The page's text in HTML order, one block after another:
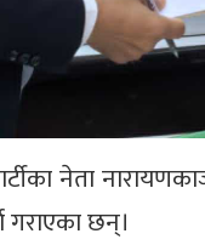
नेता
गराएका छन्।